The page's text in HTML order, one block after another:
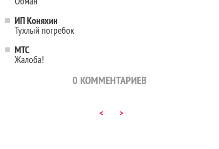
ИП Коняхин
Тухлый погребок
МТС
Жалоба!
0 КОММЕНТАРИЕВ
< >